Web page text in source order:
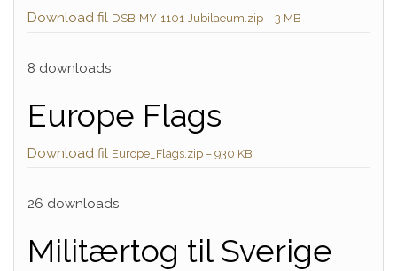
Download fil DSB-MY-1101-Jubilaeum.zip – 3 MB
8 downloads
Europe Flags
Download fil Europe_Flags.zip – 930 KB
26 downloads
Militærtog til Sverige